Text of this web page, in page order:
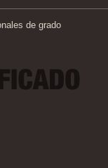
de grado